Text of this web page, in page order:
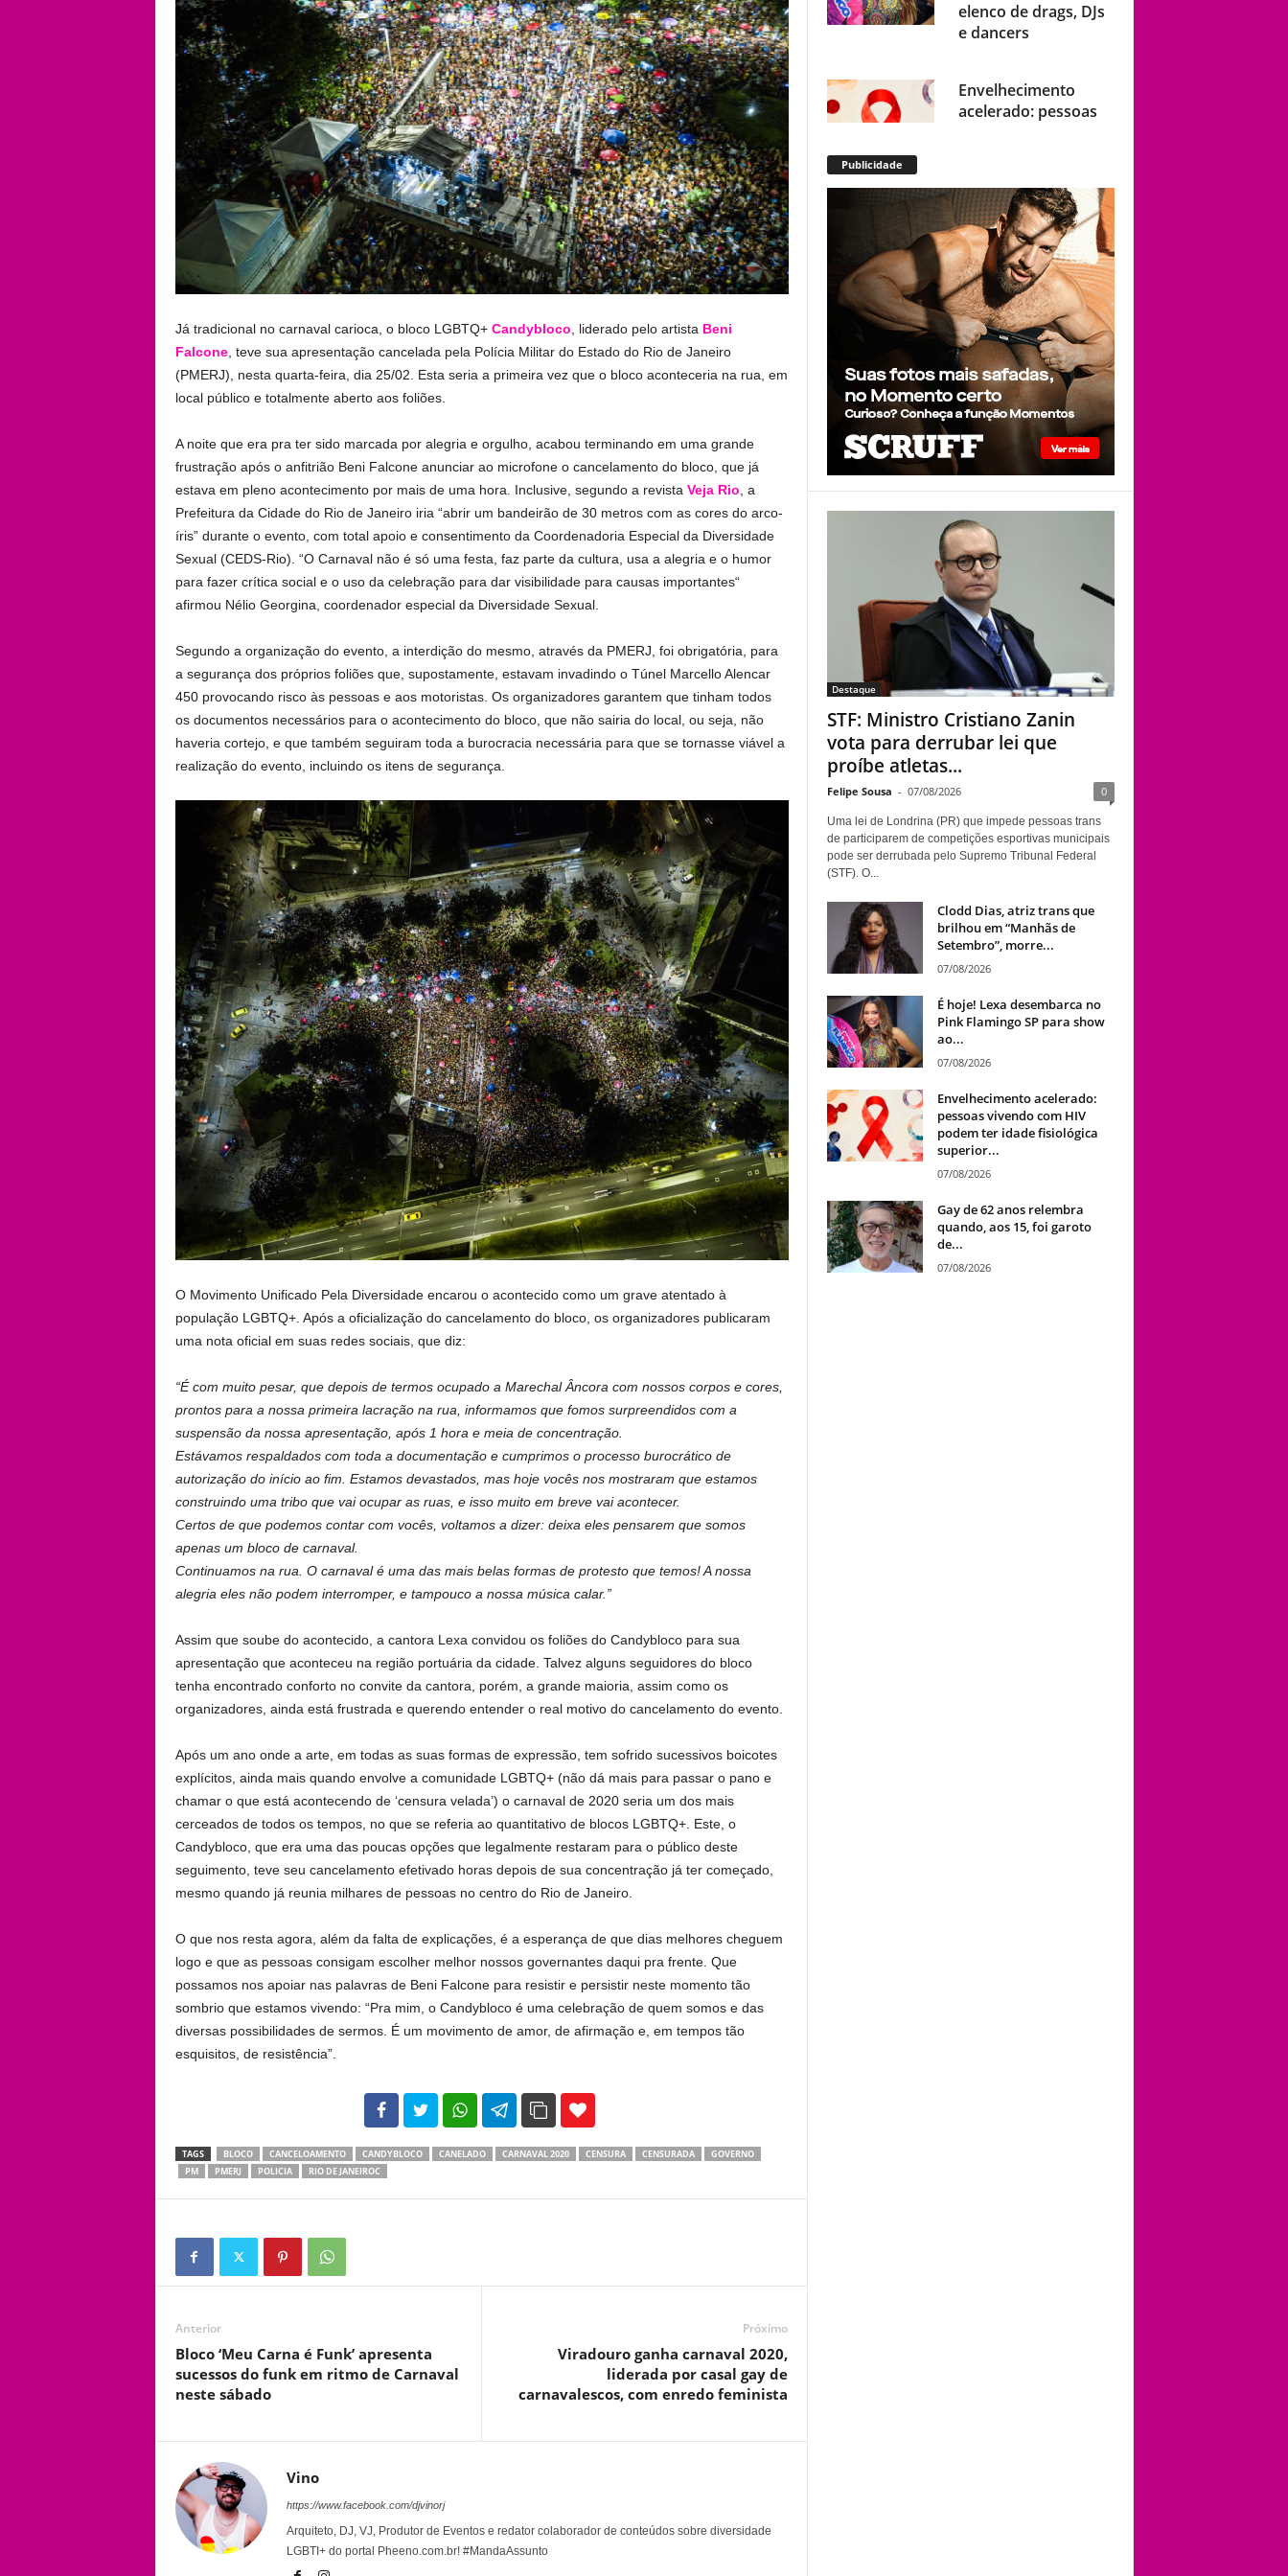
Já tradicional no carnaval carioca, o bloco LGBTQ+ Candybloco, liderado pelo artista Beni
Falcone, teve sua apresentação cancelada pela Polícia Militar do Estado do Rio de Janeiro
(PMERJ), nesta quarta-feira, dia 25/02. Esta seria a primeira vez que o bloco aconteceria na rua, em
local público e totalmente aberto aos foliões.
A noite que era pra ter sido marcada por alegria e orgulho, acabou terminando em uma grande
frustração após o anfitrião Beni Falcone anunciar ao microfone o cancelamento do bloco, que já
estava em pleno acontecimento por mais de uma hora. Inclusive, segundo a revista Veja Rio, a
Prefeitura da Cidade do Rio de Janeiro iria “abrir um bandeirão de 30 metros com as cores do arco-
íris” durante o evento, com total apoio e consentimento da Coordenadoria Especial da Diversidade
Sexual (CEDS-Rio). “O Carnaval não é só uma festa, faz parte da cultura, usa a alegria e o humor
para fazer crítica social e o uso da celebração para dar visibilidade para causas importantes“
afirmou Nélio Georgina, coordenador especial da Diversidade Sexual.
Segundo a organização do evento, a interdição do mesmo, através da PMERJ, foi obrigatória, para
a segurança dos próprios foliões que, supostamente, estavam invadindo o Túnel Marcello Alencar
450 provocando risco às pessoas e aos motoristas. Os organizadores garantem que tinham todos
os documentos necessários para o acontecimento do bloco, que não sairia do local, ou seja, não
haveria cortejo, e que também seguiram toda a burocracia necessária para que se tornasse viável a
realização do evento, incluindo os itens de segurança.
O Movimento Unificado Pela Diversidade encarou o acontecido como um grave atentado à
população LGBTQ+. Após a oficialização do cancelamento do bloco, os organizadores publicaram
uma nota oficial em suas redes sociais, que diz:
“É com muito pesar, que depois de termos ocupado a Marechal Âncora com nossos corpos e cores,
prontos para a nossa primeira lacração na rua, informamos que fomos surpreendidos com a
suspensão da nossa apresentação, após 1 hora e meia de concentração.
Estávamos respaldados com toda a documentação e cumprimos o processo burocrático de
autorização do início ao fim. Estamos devastados, mas hoje vocês nos mostraram que estamos
construindo uma tribo que vai ocupar as ruas, e isso muito em breve vai acontecer.
Certos de que podemos contar com vocês, voltamos a dizer: deixa eles pensarem que somos
apenas um bloco de carnaval.
Continuamos na rua. O carnaval é uma das mais belas formas de protesto que temos! A nossa
alegria eles não podem interromper, e tampouco a nossa música calar.”
Assim que soube do acontecido, a cantora Lexa convidou os foliões do Candybloco para sua
apresentação que aconteceu na região portuária da cidade. Talvez alguns seguidores do bloco
tenha encontrado conforto no convite da cantora, porém, a grande maioria, assim como os
organizadores, ainda está frustrada e querendo entender o real motivo do cancelamento do evento.
Após um ano onde a arte, em todas as suas formas de expressão, tem sofrido sucessivos boicotes
explícitos, ainda mais quando envolve a comunidade LGBTQ+ (não dá mais para passar o pano e
chamar o que está acontecendo de ‘censura velada’) o carnaval de 2020 seria um dos mais
cerceados de todos os tempos, no que se referia ao quantitativo de blocos LGBTQ+. Este, o
Candybloco, que era uma das poucas opções que legalmente restaram para o público deste
seguimento, teve seu cancelamento efetivado horas depois de sua concentração já ter começado,
mesmo quando já reunia milhares de pessoas no centro do Rio de Janeiro.
O que nos resta agora, além da falta de explicações, é a esperança de que dias melhores cheguem
logo e que as pessoas consigam escolher melhor nossos governantes daqui pra frente. Que
possamos nos apoiar nas palavras de Beni Falcone para resistir e persistir neste momento tão
sombrio que estamos vivendo: “Pra mim, o Candybloco é uma celebração de quem somos e das
diversas possibilidades de sermos. É um movimento de amor, de afirmação e, em tempos tão
esquisitos, de resistência”.
102 35
TAGS BLOCO CANCELOAMENTO CANDYBLOCO CANELADO CARNAVAL 2020 CENSURA CENSURADA
GOVERNO
PM
PMERJ POLICIA RIO DE JANEIROC
Anterior
Bloco ‘Meu Carna é Funk’ apresenta
sucessos do funk em ritmo de Carnaval
neste sábado
Próximo
Viradouro ganha carnaval 2020,
liderada por casal gay de
carnavalescos, com enredo feminista
Vino
https://www.facebook.com/djvinorj
Arquiteto, DJ, VJ, Produtor de Eventos e redator colaborador de conteúdos sobre diversidade
LGBTI+ do portal Pheeno.com.br! #MandaAssunto
elenco de drags, DJs
e dancers
Envelhecimento
acelerado: pessoas
real, aponta relatório
internacional
Gay de 62 anos
relembra quando,
aos 15, foi garoto de
programa por
quatro meses sem
saber: “Idiotice da
minha parte”
STF: Ministro
Cristiano Zanin vota
proíbe atletas
transgênero em
competições de
Londrina
Publicidade
Destaque
STF: Ministro Cristiano Zanin
vota para derrubar lei que
proíbe atletas...
Felipe Sousa - 07/08/2026 0
Uma lei de Londrina (PR) que impede pessoas trans
de participarem de competições esportivas municipais
pode ser derrubada pelo Supremo Tribunal Federal
(STF). O...
Clodd Dias, atriz trans que
brilhou em “Manhãs de
Setembro”, morre...
07/08/2026
É hoje! Lexa desembarca no
Pink Flamingo SP para show
ao...
07/08/2026
Envelhecimento acelerado:
pessoas vivendo com HIV
podem ter idade fisiológica
superior...
07/08/2026
Gay de 62 anos relembra
quando, aos 15, foi garoto
de...
07/08/2026